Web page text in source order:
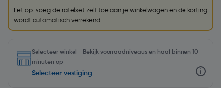
Let op: voeg de ratelset zelf toe aan je winkelwagen en de korting
wordt automatisch verrekend.
Selecteer winkel - Bekijk voorraadniveaus en haal binnen 10
minuten op
Selecteer vestiging